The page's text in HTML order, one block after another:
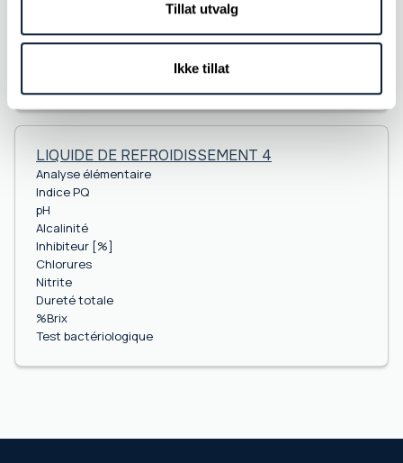
Tillat utvalg
Ikke tillat
Nitrite
LIQUIDE DE REFROIDISSEMENT 4
Analyse élémentaire
Indice PQ
pH
Alcalinité
Inhibiteur [%]
Chlorures
Nitrite
Dureté totale
%Brix
Test bactériologique